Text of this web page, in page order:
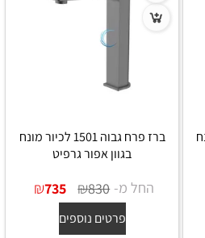
ברז פרח גבוה 1501 לכיור מונח
בגוון אפור גרפיט
החל מ- ₪830
₪735
פרטים נוספים